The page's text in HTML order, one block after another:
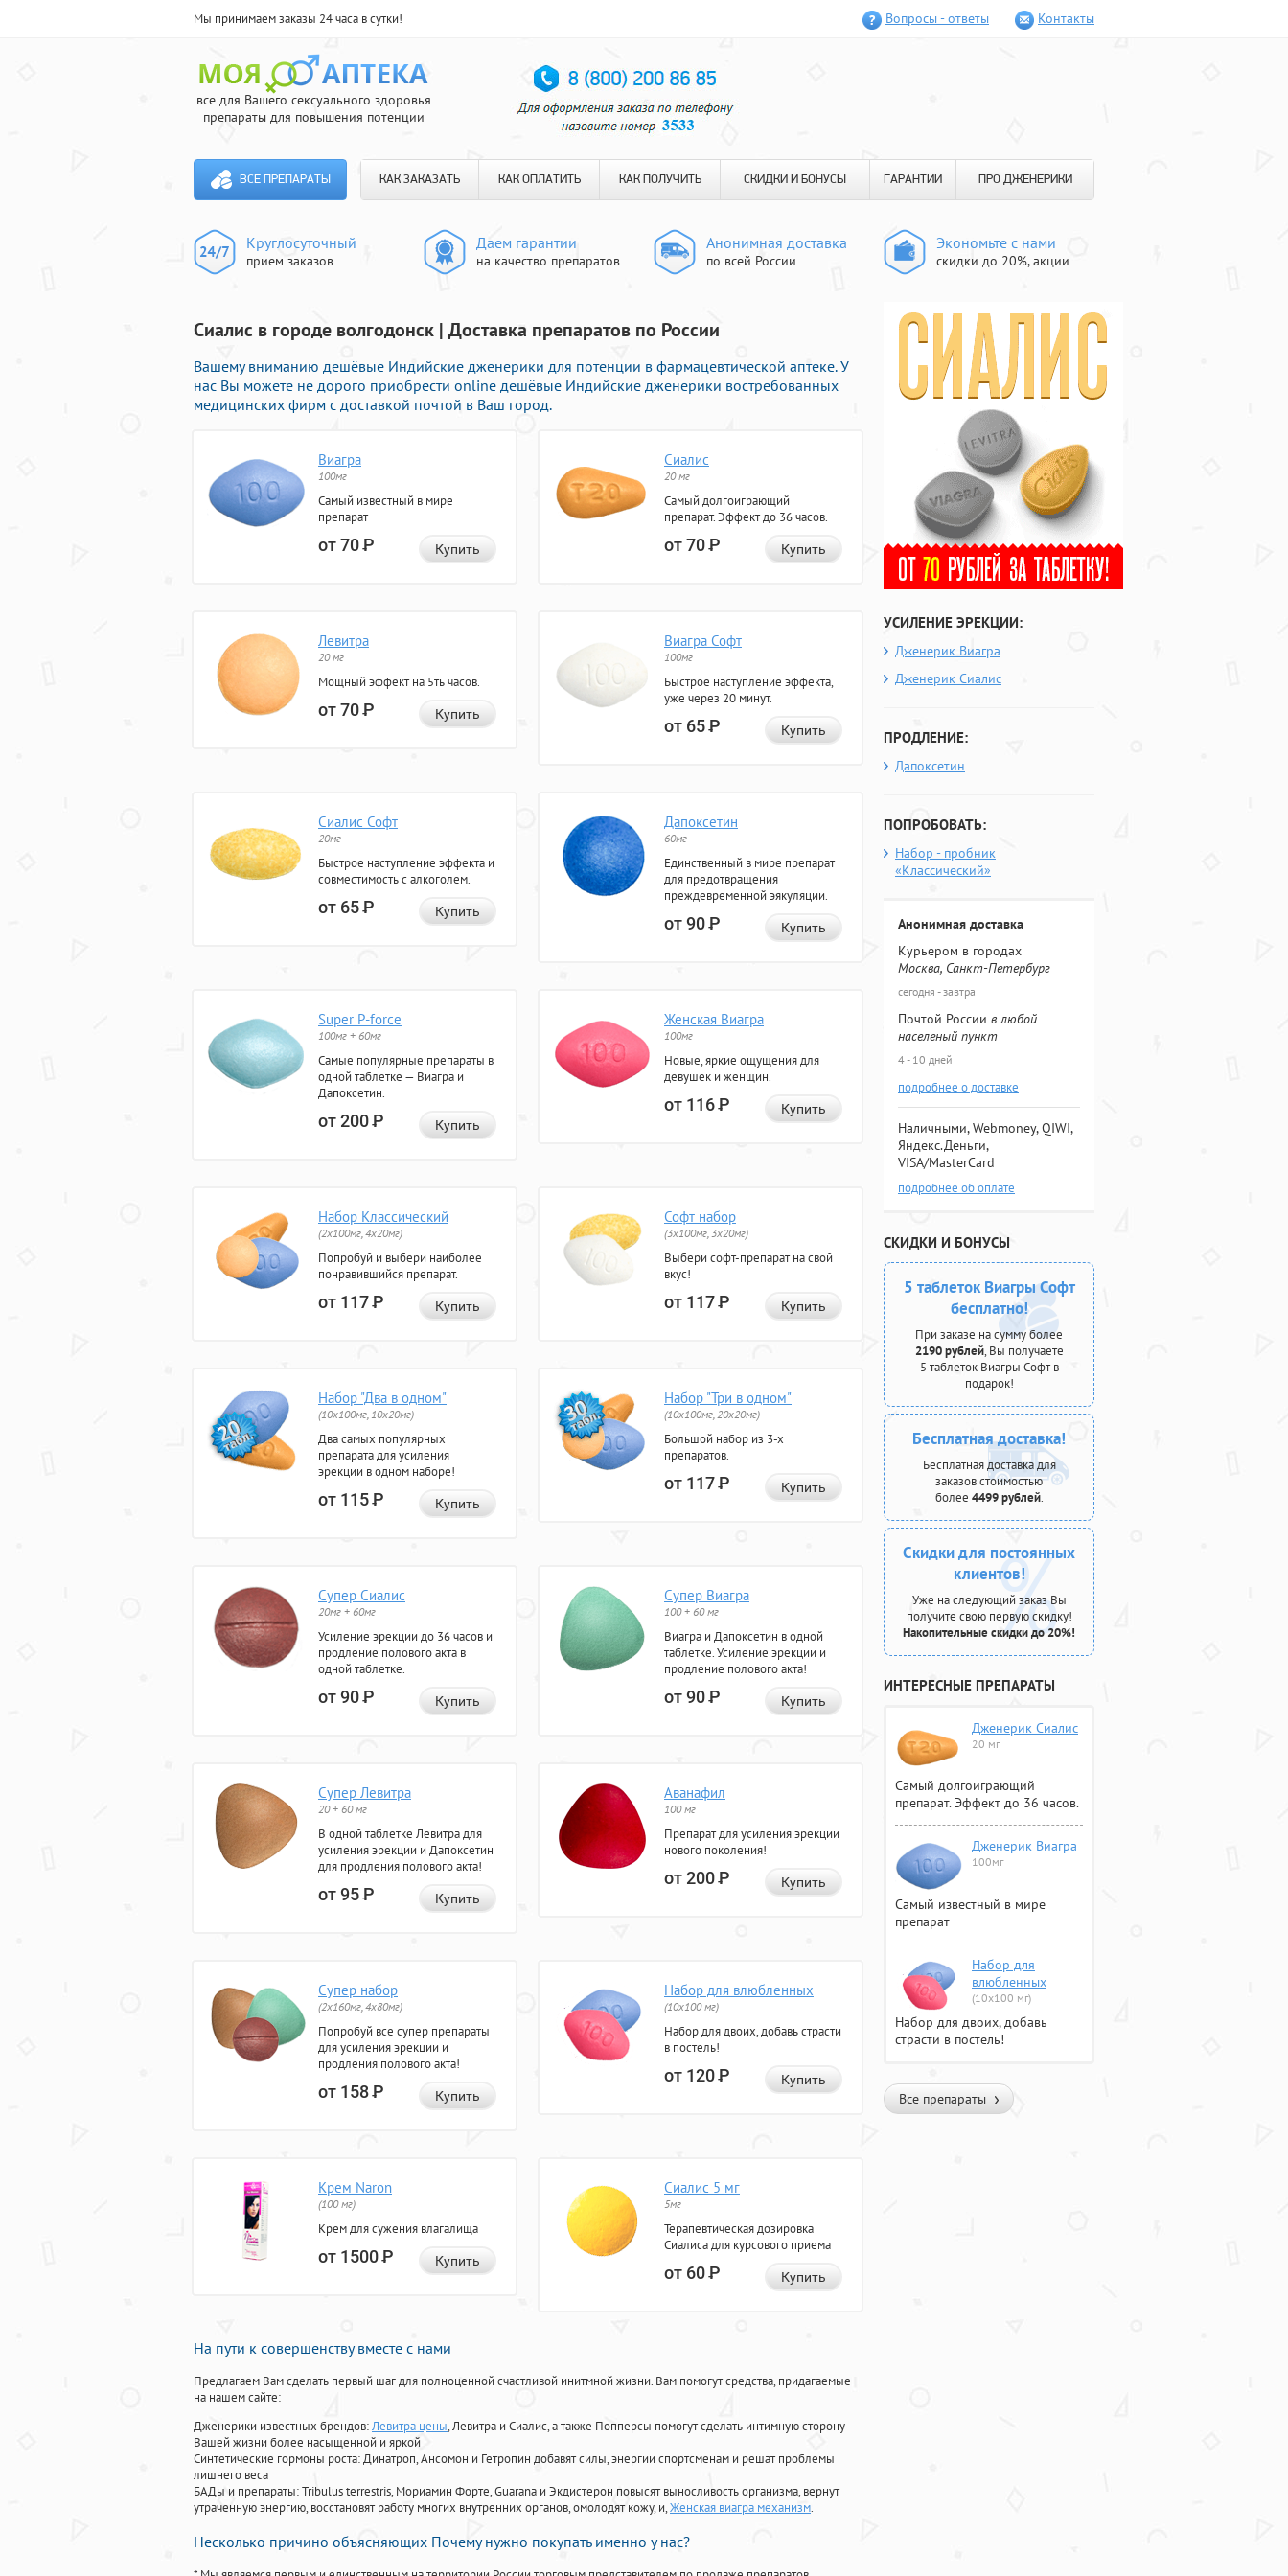
Мы принимаем заказы 24 часа в сутки! Вопросы - ответы Контакты
все для Вашего сексуального здоровья
препараты для повышения потенции
ВСЕ ПРЕПАРАТЫ КАК ЗАКАЗАТЬ КАК ОПЛАТИТЬ КАК ПОЛУЧИТЬ СКИДКИ И БОНУСЫ ГАРАНТИИ ПРО ДЖЕНЕРИКИ
Круглосуточный
прием заказов
Даем гарантии
на качество препаратов
Анонимная доставка
по всей России
Экономьте с нами
скидки до 20%, акции
Сиалис в городе волгодонск | Доставка препаратов по России
Вашему вниманию дешёвые Индийские дженерики для потенции в фармацевтической аптеке. У
нас Вы можете не дорого приобрести online дешёвые Индийские дженерики востребованных
медицинских фирм с доставкой почтой в Ваш город.
Виагра
100мг
Самый известный в мире
препарат
от 70Р Купить
Сиалис
20 мг
Самый долгоиграющий
препарат. Эффект до 36 часов.
от 70Р Купить
Левитра
20 мг
Мощный эффект на 5ть часов.
от 70Р Купить
Виагра Софт
100мг
Быстрое наступление эффекта,
уже через 20 минут.
от 65Р Купить
Сиалис Софт
20мг
Быстрое наступление эффекта и
совместимость с алкоголем.
от 65Р Купить
Дапоксетин
60мг
Единственный в мире препарат
для предотвращения
преждевременной эякуляции.
от 90Р Купить
Super P-force
100мг + 60мг
Самые популярные препараты в
одной таблетке — Виагра и
Дапоксетин.
от 200Р Купить
Женская Виагра
100мг
Новые, яркие ощущения для
девушек и женщин.
от 116Р Купить
Набор Классический
(2x100мг, 4x20мг)
Попробуй и выбери наиболее
понравившийся препарат.
от 117Р Купить
Софт набор
(3x100мг, 3x20мг)
Выбери софт-препарат на свой
вкус!
от 117Р Купить
Набор "Два в одном"
(10x100мг, 10x20мг)
Два самых популярных
препарата для усиления
эрекции в одном наборе!
от 115Р Купить
Набор "Три в одном"
(10x100мг, 20x20мг)
Большой набор из 3-х
препаратов.
от 117Р Купить
Супер Сиалис
20мг + 60мг
Усиление эрекции до 36 часов и
продление полового акта в
одной таблетке.
от 90Р Купить
Супер Виагра
100 + 60 мг
Виагра и Дапоксетин в одной
таблетке. Усиление эрекции и
продление полового акта!
от 90Р Купить
Супер Левитра
20 + 60 мг
В одной таблетке Левитра для
усиления эрекции и Дапоксетин
для продления полового акта!
от 95Р Купить
Аванафил
100 мг
Препарат для усиления эрекции
нового поколения!
от 200Р Купить
Супер набор
(2х160мг, 4х80мг)
Попробуй все супер препараты
для усиления эрекции и
продления полового акта!
от 158Р Купить
Набор для влюбленных
(10х100 мг)
Набор для двоих, добавь страсти
в постель!
от 120Р Купить
Крем Naron
(100 мг)
Крем для сужения влагалища
от 1500Р Купить
Сиалис 5 мг
5мг
Терапевтическая дозировка
Сиалиса для курсового приема
от 60Р Купить
На пути к совершенству вместе с нами
Предлагаем Вам сделать первый шаг для полноценной счастливой инитмной жизни. Вам помогут средства, придагаемые
на нашем сайте:
Дженерики известных брендов:Левитра цены, Левитра и Сиалис, а также Попперсы помогут сделать интимную сторону
Вашей жизни более насыщенной и яркой
Синтетические гормоны роста: Динатроп, Ансомон и Гетропин добавят силы, энергии спортсменам и решат проблемы
лишнего веса
БАДы и препараты:Tribulus terrestris, Мориамин Форте, Guarana и Экдистерон повысят выносливость организма, вернут
утраченную энергию, восстановят работу многих внутренних органов, омолодят кожу, и,Женская виагра механизм.
Несколько причино объясняющих Почему нужно покупать именно у нас?
УСИЛЕНИЕ ЭРЕКЦИИ:
Дженерик Виагра
Дженерик Сиалис
ПРОДЛЕНИЕ:
Дапоксетин
ПОПРОБОВАТЬ:
Набор - пробник
«Классический»
Анонимная доставка
Курьером в городах
Москва, Санкт-Петербург
сегодня - завтра
Почтой России в любой
населеный пункт
4 - 10 дней
подробнее о доставке
Наличными, Webmoney, QIWI,
Яндекс.Деньги,
VISA/MasterCard
подробнее об оплате
СКИДКИ И БОНУСЫ
5 таблеток Виагры Софт
бесплатно!
При заказе на сумму более
2190 рублей, Вы получаете
5 таблеток Виагры Софт в
подарок!
Бесплатная доставка!
Бесплатная доставка для
заказов стоимостью
более 4499 рублей.
Скидки для постоянных
клиентов!
Уже на следующий заказ Вы
получите свою первую скидку!
Накопительные скидки до 20%!
ИНТЕРЕСНЫЕ ПРЕПАРАТЫ
Дженерик Сиалис
20 мг
Самый долгоиграющий
препарат. Эффект до 36 часов.
Дженерик Виагра
100мг
Самый известный в мире
препарат
Набор для
влюбленных
(10х100 мг)
Набор для двоих, добавь
страсти в постель!
Все препараты